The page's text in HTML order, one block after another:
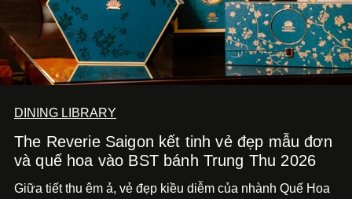
DINING LIBRARY
The Reverie Saigon kết tinh vẻ đẹp mẫu đơn
và quế hoa vào BST bánh Trung Thu 2026
Giữa tiết thu êm ả, vẻ đẹp kiều diễm của nhành Quế Hoa